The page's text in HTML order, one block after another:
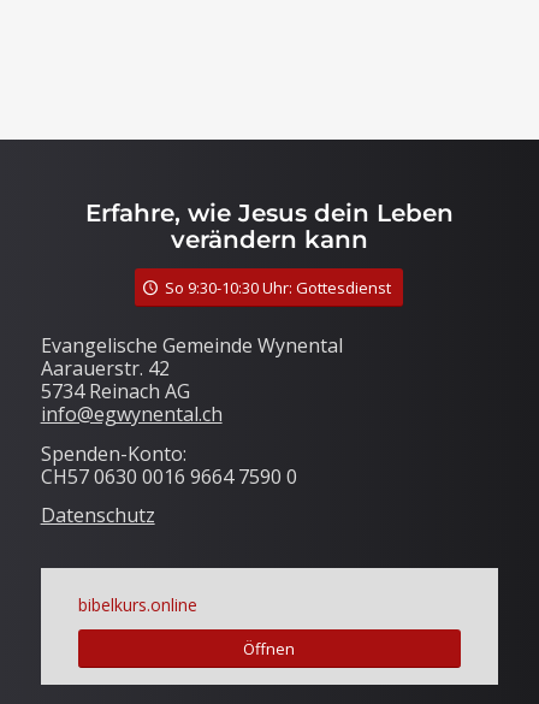
Erfahre, wie Jesus dein Leben
verändern kann
So 9:30-10:30 Uhr: Gottesdienst
Evangelische Gemeinde Wynental
Aarauerstr. 42
5734 Reinach AG
info@egwynental.ch
Spenden-Konto:
CH57 0630 0016 9664 7590 0
Datenschutz
bibelkurs.online
Öffnen